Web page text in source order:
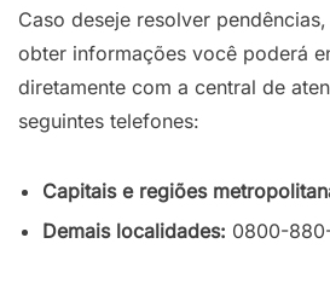
Caso deseje resolver
obter informações você poderá
diretamente com a central de
seguintes telefones:
Capitais e regiões
Demais localidades: 0800-